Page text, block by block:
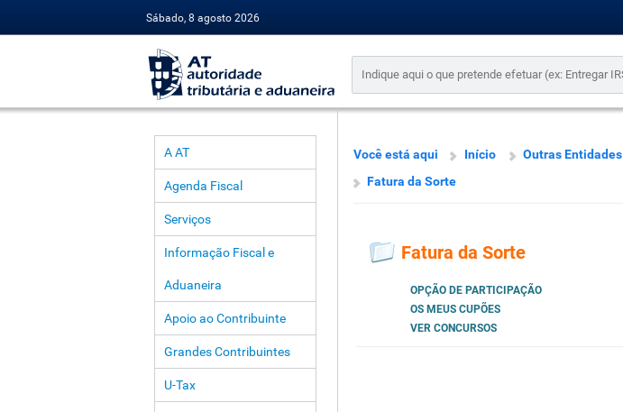
Sábado, 8 agosto 2026
A AT
Agenda Fiscal
Serviços
Informação Fiscal e
Aduaneira
Apoio ao Contribuinte
Grandes Contribuintes
U-Tax
Você está aqui Início Outras Entidades
Fatura da Sorte
Fatura da Sorte
OPÇÃO DE PARTICIPAÇÃO
OS MEUS CUPÕES
VER CONCURSOS